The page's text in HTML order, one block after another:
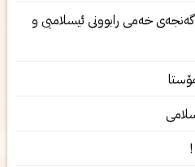
خه‌می‌ رابوونی‌ ئیسلامیی و